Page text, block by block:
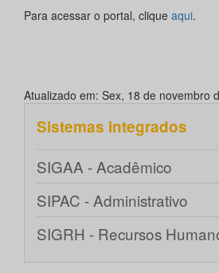
Para acessar o portal, clique aqui.
Atualizado em: Sex, 18 de novembro
Sistemas integrados
SIGAA - Acadêmico
SIPAC - Administrativo
SIGRH - Recursos